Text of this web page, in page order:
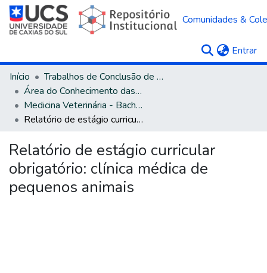
Comunidades &
Entrar
Início
Trabalhos de Conclusão de Curso
Área do Conhecimento das Ciências Agrárias
Medicina Veterinária - Bacharelado
Relatório de estágio curricular obrigatório: clínica médica de pequenos animais
Relatório de estágio curricular
obrigatório: clínica médica de
pequenos animais